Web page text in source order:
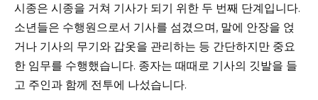
시종은 시종을 거쳐 기사가 되기 위한 두 번째 단계입니다.
소년들은 수행원으로서 기사를 섬겼으며, 말에 안장을 얹
거나 기사의 무기와 갑옷을 관리하는 등 간단하지만 중요
한 임무를 수행했습니다. 종자는 때때로 기사의 깃발을 들
고 주인과 함께 전투에 나섰습니다.